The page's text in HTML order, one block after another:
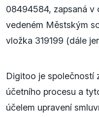
08494584, zapsaná v
vedeném Městským
vložka 319199 (dále
Digitoo je společností
účetního procesu a
účelem upravení